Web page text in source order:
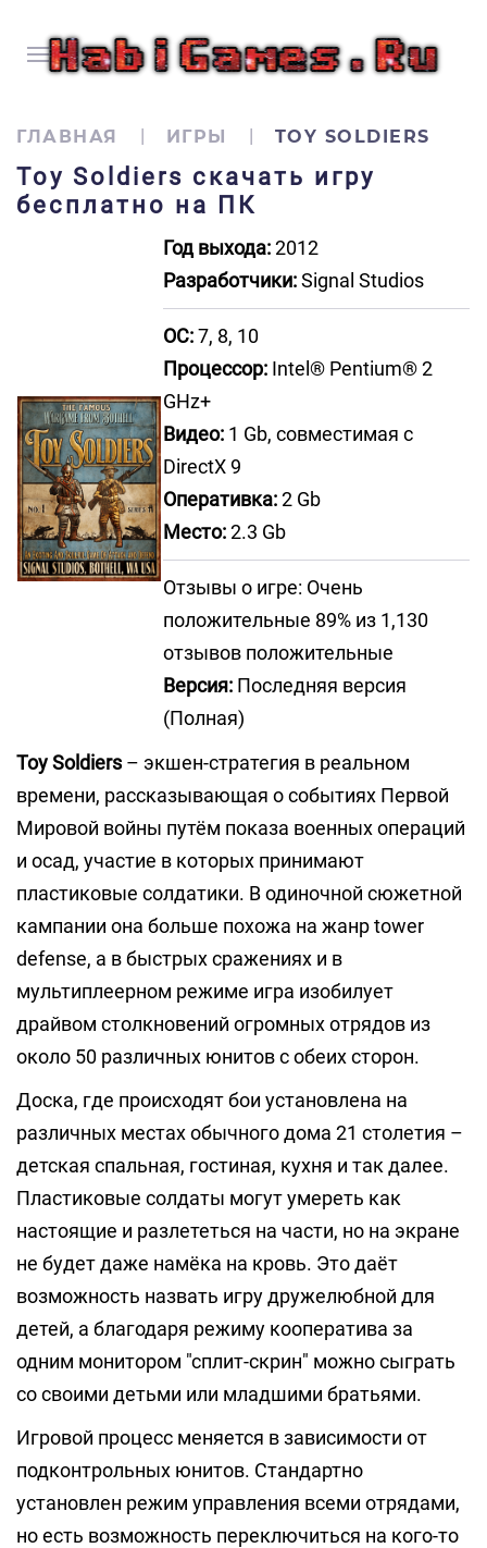
ГЛАВНАЯ ИГРЫ TOY SOLDIERS
Toy Soldiers скачать игру
бесплатно на ПК
Год выхода:2012
Разработчики:Signal Studios
ОС:7, 8, 10
Процессор: Intel® Pentium® 2
GHz+
Видео: 1 Gb, совместимая с
DirectX 9
Оперативка:2 Gb
Место:2.3 Gb
Отзывы о игре: Очень
положительные 89% из 1,130
отзывов положительные
Версия: Последняя версия
(Полная)
Toy Soldiers– экшен-стратегия в реальном
времени, рассказывающая о событиях Первой
Мировой войны путём показа военных операций
и осад, участие в которых принимают
пластиковые солдатики. В одиночной сюжетной
кампании она больше похожа на жанр tower
defense, а в быстрых сражениях и в
мультиплеерном режиме игра изобилует
драйвом столкновений огромных отрядов из
около 50 различных юнитов с обеих сторон.
Доска, где происходят бои установлена на
различных местах обычного дома 21 столетия –
детская спальная, гостиная, кухня и так далее.
Пластиковые солдаты могут умереть как
настоящие и разлететься на части, но на экране
не будет даже намёка на кровь. Это даёт
возможность назвать игру дружелюбной для
детей, а благодаря режиму кооператива за
одним монитором "сплит-скрин" можно сыграть
со своими детьми или младшими братьями.
Игровой процесс меняется в зависимости от
подконтрольных юнитов. Стандартно
установлен режим управления всеми отрядами,
но есть возможность переключиться на кого-то